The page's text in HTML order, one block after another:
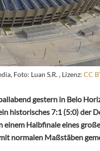
Foto: Luan S.R. , Lizenz: CC
gestern in Belo
historisches 7:1 (5:0) der
einem Halbfinale eines
normalen Maßstäben